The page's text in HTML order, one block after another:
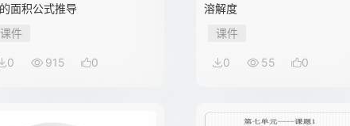
面积公式推导
课件
0 915 0
溶解度
课件
0 55 0